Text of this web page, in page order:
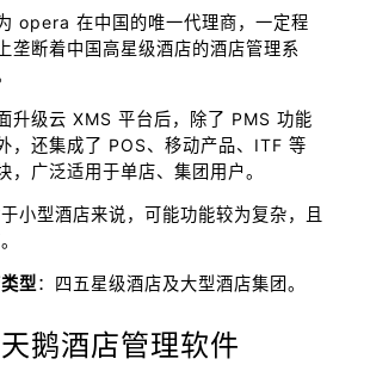
opera 在中国的唯一代理商，一定程
垄断着中国高星级酒店的酒店管理系
升级云 XMS 平台后，除了 PMS 功能
，还集成了 POS、移动产品、ITF 等
，广泛适用于单店、集团用户。
小型酒店来说，可能功能较为复杂，且
型：四五星级酒店及大型酒店集团。
天鹅酒店管理软件